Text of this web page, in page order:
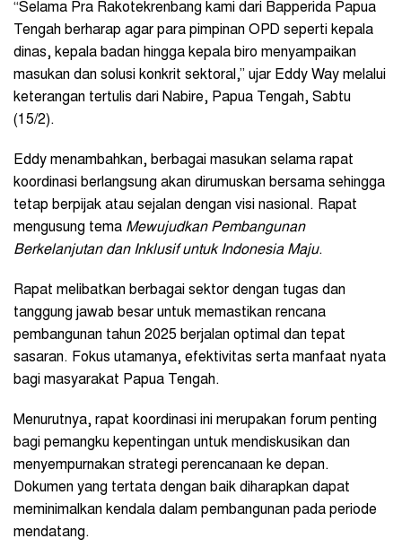
“Selama Pra Rakotekrenbang kami dari Bapperida Papua
Tengah berharap agar para pimpinan OPD seperti kepala
dinas, kepala badan hingga kepala biro menyampaikan
masukan dan solusi konkrit sektoral,” ujar Eddy Way melalui
keterangan tertulis dari Nabire, Papua Tengah, Sabtu
(15/2).
Eddy menambahkan, berbagai masukan selama rapat
koordinasi berlangsung akan dirumuskan bersama sehingga
tetap berpijak atau sejalan dengan visi nasional. Rapat
mengusung tema Mewujudkan Pembangunan
Berkelanjutan dan Inklusif untuk Indonesia Maju.
Rapat melibatkan berbagai sektor dengan tugas dan
tanggung jawab besar untuk memastikan rencana
pembangunan tahun 2025 berjalan optimal dan tepat
sasaran. Fokus utamanya, efektivitas serta manfaat nyata
bagi masyarakat Papua Tengah.
Menurutnya, rapat koordinasi ini merupakan forum penting
bagi pemangku kepentingan untuk mendiskusikan dan
menyempurnakan strategi perencanaan ke depan.
Dokumen yang tertata dengan baik diharapkan dapat
meminimalkan kendala dalam pembangunan pada periode
mendatang.